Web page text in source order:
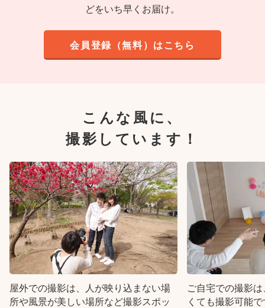
どをいち早くお届け。
会員登録（無料）はこちら
こんな風に、
撮影しています！
屋外での撮影は、人が映り込まない場
所や風景が美しい場所など撮影スポッ
ご自宅での撮影
くても撮影可能